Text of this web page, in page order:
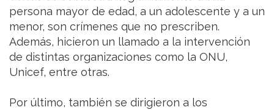
persona mayor de edad, a un adolescente y a un
menor, son crímenes que no prescriben.
Además, hicieron un llamado a la intervención
de distintas organizaciones como la ONU,
Unicef, entre otras.
Por último, también se dirigieron a los